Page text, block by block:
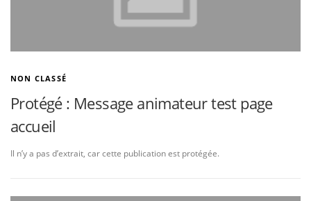
NON CLASSÉ
Protégé : Message animateur test page
accueil
Il n’y a pas d’extrait, car cette publication est protégée.